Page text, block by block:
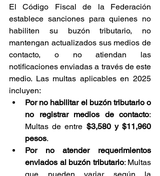
El Código Fiscal de la Federación
establece sanciones para quienes no
habiliten su buzón tributario, no
mantengan actualizados sus medios de
contacto, o no atiendan las
notificaciones enviadas a través de este
medio. Las multas aplicables en 2025
incluyen:
Por no habilitar el buzón tributario o
no registrar medios de contacto:
Multas de entre $3,580 y $11,960
pesos.
Por no atender requerimientos
enviados al buzón tributario: Multas